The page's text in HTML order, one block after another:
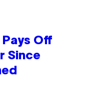
Off
Since